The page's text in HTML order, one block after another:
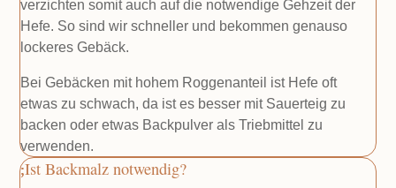
verzichten somit auch auf die notwendige Gehzeit der
Hefe. So sind wir schneller und bekommen genauso
lockeres Gebäck.
Bei Gebäcken mit hohem Roggenanteil ist Hefe oft
etwas zu schwach, da ist es besser mit Sauerteig zu
backen oder etwas Backpulver als Triebmittel zu
verwenden.
Ist Backmalz notwendig?